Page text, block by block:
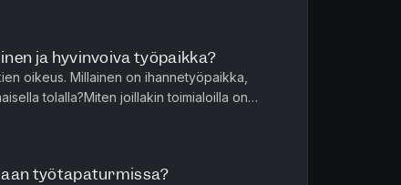
mutta ty...
ja hyvinvoiva työpaikka?
oikeus. Millainen on ihannetyöpaikka,
tolalla?Miten joillakin toimialoilla on
jossa ...
työtapaturmissa?